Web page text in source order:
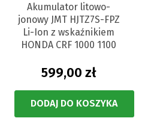
Akumulator litowo-
jonowy JMT HJTZ7S-FPZ
Li-Ion z wskaźnikiem
HONDA CRF 1000 1100
599,00 zł
DODAJ DO KOSZYKA